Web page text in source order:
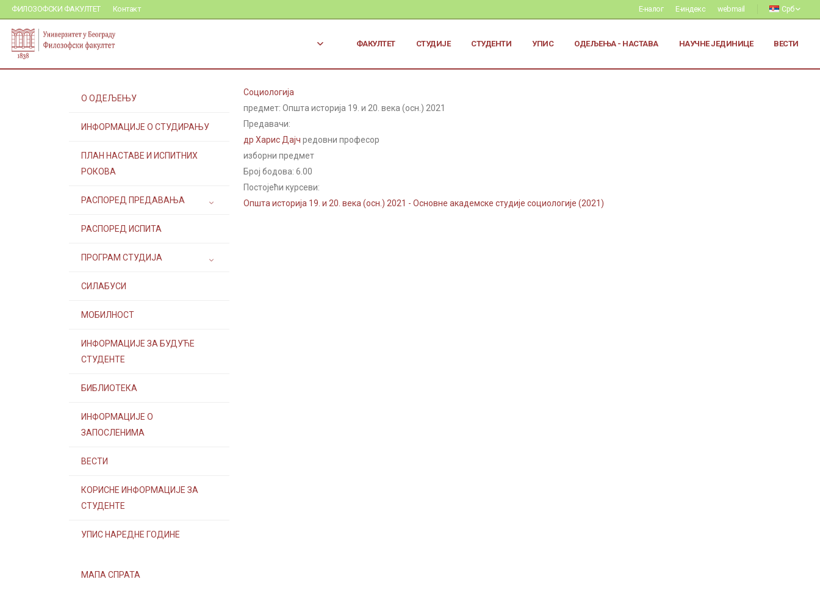
ФИЛОЗОФСКИ ФАКУЛТЕТ Контакт Е-налог Е-индекс webmail Срб
ФАКУЛТЕТ СТУДИЈЕ СТУДЕНТИ УПИС ОДЕЉЕЊА - НАСТАВА НАУЧНЕ ЈЕДИНИЦЕ ВЕСТИ
О ОДЕЉЕЊУ
ИНФОРМАЦИЈЕ О СТУДИРАЊУ
ПЛАН НАСТАВЕ И ИСПИТНИХ
РОКОВА
РАСПОРЕД ПРЕДАВАЊА
РАСПОРЕД ИСПИТА
ПРОГРАМ СТУДИЈА
СИЛАБУСИ
МОБИЛНОСТ
ИНФОРМАЦИЈЕ ЗА БУДУЋЕ
СТУДЕНТЕ
БИБЛИОТЕКА
ИНФОРМАЦИЈЕ О
ЗАПОСЛЕНИМА
ВЕСТИ
КОРИСНЕ ИНФОРМАЦИЈЕ ЗА
СТУДЕНТЕ
УПИС НАРЕДНЕ ГОДИНЕ
МАПА СПРАТА
Социологија
предмет: Општа историја 19. и 20. века (осн.) 2021
Предавачи:
др Харис Дајч редовни професор
изборни предмет
Број бодова: 6.00
Постојећи курсеви:
Општа историја 19. и 20. века (осн.) 2021 - Основне академске студије социологије (2021)